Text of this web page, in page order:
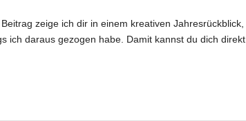
zeige ich dir in einem kreativen Jahresrückblick,
ich daraus gezogen habe. Damit kannst du dich direkt